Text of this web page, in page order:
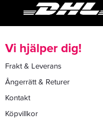
Vi hjälper dig!
Frakt & Leverans
Ångerrätt & Returer
Kontakt
Köpvillkor